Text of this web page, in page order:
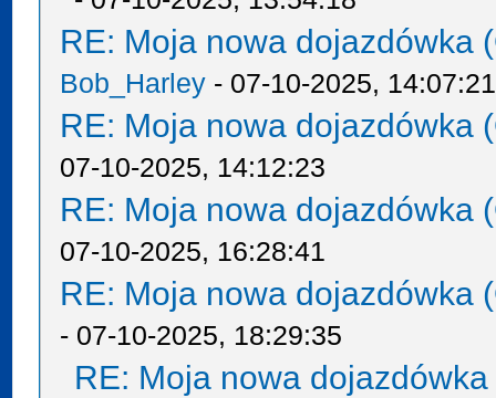
RE: Moja nowa dojazdówka
Bob_Harley - 07-10-2025, 14:07:21
RE: Moja nowa dojazdówka
07-10-2025, 14:12:23
RE: Moja nowa dojazdówka
07-10-2025, 16:28:41
RE: Moja nowa dojazdówka
- 07-10-2025, 18:29:35
RE: Moja nowa